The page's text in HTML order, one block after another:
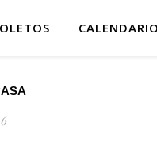
CALENDARIO